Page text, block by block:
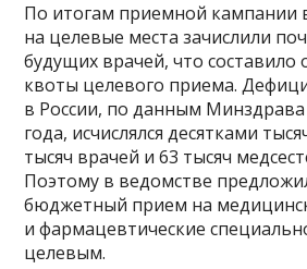
По итогам приемной кампании
на целевые места зачислили
будущих врачей, что
квоты целевого приема.
в России, по данным Минздрава
года, исчислялся десятками
тысяч врачей и 63 тысяч
Поэтому в ведомстве
бюджетный прием на
и фармацевтические
целевым.